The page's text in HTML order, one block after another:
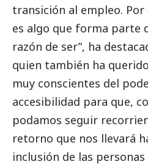
transición al empleo. Por
es algo que forma parte
razón de ser”, ha
quien también ha
muy conscientes del
accesibilidad para que,
podamos seguir
retorno que nos llevará
inclusión de las